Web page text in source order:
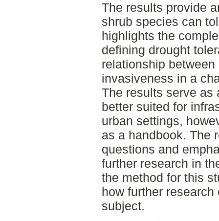
The results provide
shrub species can
highlights the
defining drought
relationship
invasiveness in a
The results serve as
better suited for
urban settings,
as a handbook. The
questions and
further research in
the method for this
how further
subject.